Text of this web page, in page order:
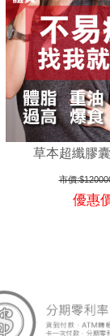
草本超纖膠
市價
優惠